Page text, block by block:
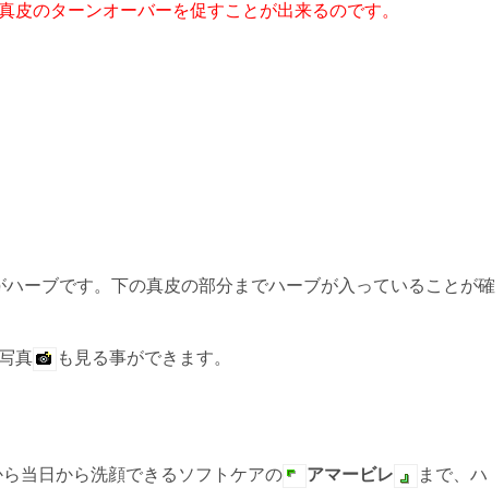
のターンオーバーを促すことが出来るのです。
ーブです。下の真皮の部分までハーブが入っていることが確
真
も見る事ができます。
ら当日から洗顔できるソフトケアの アマービレ
まで、ハ